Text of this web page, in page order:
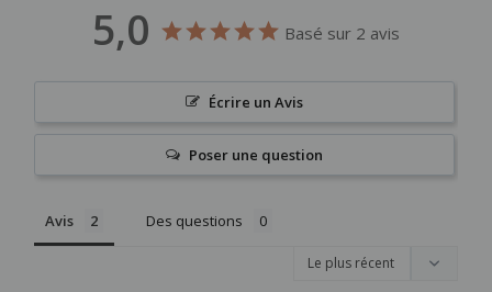
5,0 Basé sur 2 avis
Écrire un Avis
Poser une question
Avis Des questions